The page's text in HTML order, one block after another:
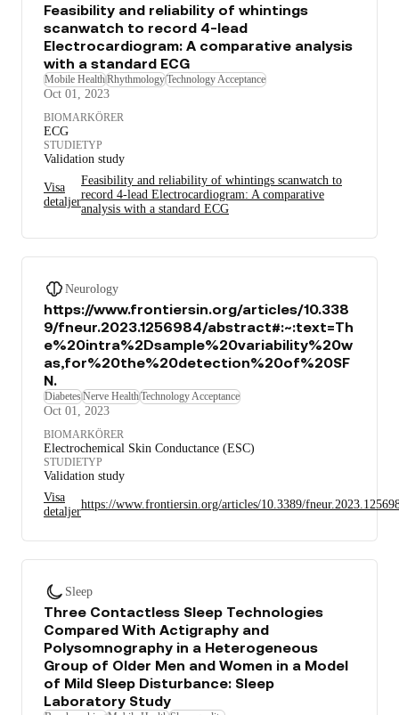
Feasibility and reliability of whintings
scanwatch to record 4-lead
Electrocardiogram: A comparative analysis
with a standard ECG
Mobile HealthRhythmologyTechnology Acceptance
Oct 01, 2023
BIOMARKÖRER
ECG
STUDIETYP
Validation study
Visa
detaljer
Feasibility and reliability of whintings scanwatch to
record 4-lead Electrocardiogram: A comparative
analysis with a standard ECG
Neurology
https://www.frontiersin.org/articles/10.338
9/fneur.2023.1256984/abstract#:~:text=Th
e%20intra%2Dsample%20variability%20w
as,for%20the%20detection%20of%20SF
N.
DiabetesNerve HealthTechnology Acceptance
Oct 01, 2023
BIOMARKÖRER
Electrochemical Skin Conductance (ESC)
STUDIETYP
Validation study
Visa
detaljer
https://www.frontiersin.org/articles/10.3389/
Sleep
Three Contactless Sleep Technologies
Compared With Actigraphy and
Polysomnography in a Heterogeneous
Group of Older Men and Women in a Model
of Mild Sleep Disturbance: Sleep
Laboratory Study